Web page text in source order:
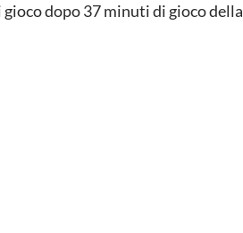
dopo 37 minuti di gioco della